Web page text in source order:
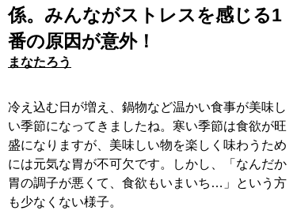
係。みんながストレスを感じる1
番の原因が意外！
まなたろう
冷え込む日が増え、鍋物など温かい食事が美味し
い季節になってきましたね。寒い季節は食欲が旺
盛になりますが、美味しい物を楽しく味わうため
には元気な胃が不可欠です。しかし、「なんだか
胃の調子が悪くて、食欲もいまいち…」という方
も少なくない様子。